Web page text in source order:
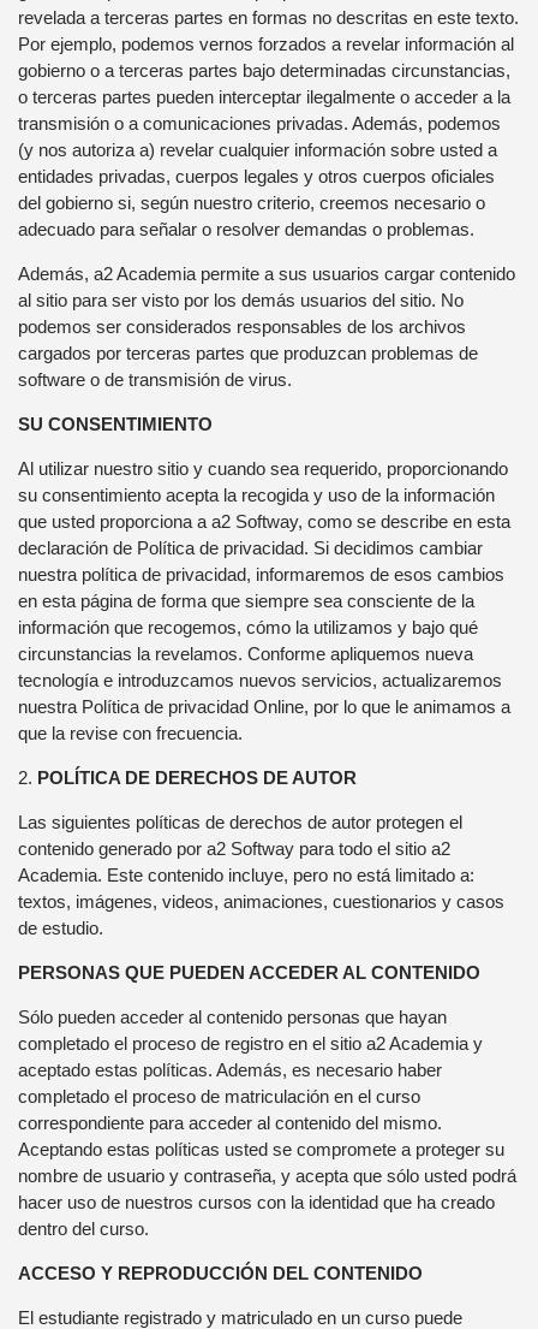
revelada a terceras partes en formas no descritas en este texto.
Por ejemplo, podemos vernos forzados a revelar información al
gobierno o a terceras partes bajo determinadas circunstancias,
o terceras partes pueden interceptar ilegalmente o acceder a la
transmisión o a comunicaciones privadas. Además, podemos
(y nos autoriza a) revelar cualquier información sobre usted a
entidades privadas, cuerpos legales y otros cuerpos oficiales
del gobierno si, según nuestro criterio, creemos necesario o
adecuado para señalar o resolver demandas o problemas.
Además, a2 Academia permite a sus usuarios cargar contenido
al sitio para ser visto por los demás usuarios del sitio. No
podemos ser considerados responsables de los archivos
cargados por terceras partes que produzcan problemas de
software o de transmisión de virus.
SU CONSENTIMIENTO
Al utilizar nuestro sitio y cuando sea requerido, proporcionando
su consentimiento acepta la recogida y uso de la información
que usted proporciona a a2 Softway, como se describe en esta
declaración de Política de privacidad. Si decidimos cambiar
nuestra política de privacidad, informaremos de esos cambios
en esta página de forma que siempre sea consciente de la
información que recogemos, cómo la utilizamos y bajo qué
circunstancias la revelamos. Conforme apliquemos nueva
tecnología e introduzcamos nuevos servicios, actualizaremos
nuestra Política de privacidad Online, por lo que le animamos a
que la revise con frecuencia.
2. POLÍTICA DE DERECHOS DE AUTOR
Las siguientes políticas de derechos de autor protegen el
contenido generado por a2 Softway para todo el sitio a2
Academia. Este contenido incluye, pero no está limitado a:
textos, imágenes, videos, animaciones, cuestionarios y casos
de estudio.
PERSONAS QUE PUEDEN ACCEDER AL CONTENIDO
Sólo pueden acceder al contenido personas que hayan
completado el proceso de registro en el sitio a2 Academia y
aceptado estas políticas. Además, es necesario haber
completado el proceso de matriculación en el curso
correspondiente para acceder al contenido del mismo.
Aceptando estas políticas usted se compromete a proteger su
nombre de usuario y contraseña, y acepta que sólo usted podrá
hacer uso de nuestros cursos con la identidad que ha creado
dentro del curso.
ACCESO Y REPRODUCCIÓN DEL CONTENIDO
El estudiante registrado y matriculado en un curso puede